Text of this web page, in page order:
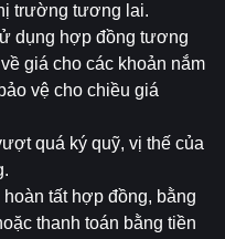
trường tương lai.
dụng hợp đồng tương
giá cho các khoản nắm
vệ cho chiều giá
quá ký quỹ, vị thế của
hoàn tất hợp đồng, bằng
thanh toán bằng tiền